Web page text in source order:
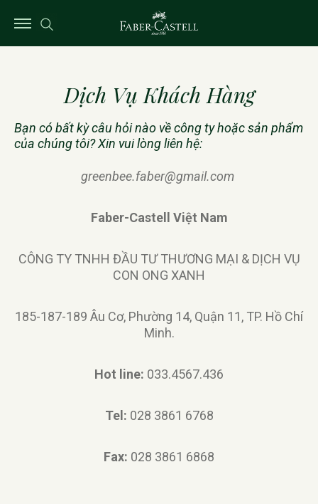
Dịch Vụ Khách Hàng
Bạn có bất kỳ câu hỏi nào về công ty hoặc sản phẩm
của chúng tôi? Xin vui lòng liên hệ:
greenbee.faber@gmail.com
Faber-Castell Việt Nam
CÔNG TY TNHH ĐẦU TƯ THƯƠNG MẠI & DỊCH VỤ
CON ONG XANH
185-187-189 Âu Cơ, Phường 14, Quận 11, TP. Hồ Chí
Minh.
Hot line: 033.4567.436
Tel: 028 3861 6768
Fax: 028 3861 6868